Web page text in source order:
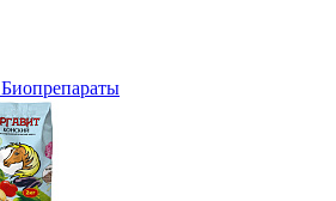
Биопрепараты